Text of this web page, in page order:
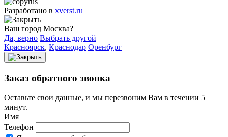
Разработано в xverst.ru
Ваш город Москва?
Да, верно Выбрать другой
Красноярск, Краснодар Оренбург
Заказ обратного звонка
Оставьте свои данные, и мы перезвоним Вам в течении 5
минут.
Имя
Телефон